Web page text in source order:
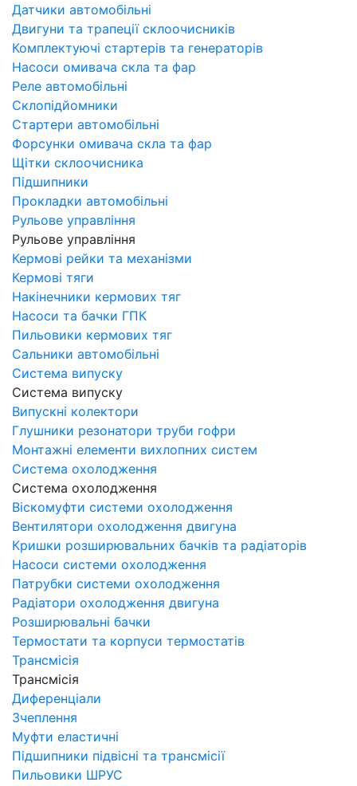
Датчики автомобільні
Двигуни та трапеції склоочисників
Комплектуючі стартерів та генераторів
Насоси омивача скла та фар
Реле автомобільні
Склопідйомники
Стартери автомобільні
Форсунки омивача скла та фар
Щітки склоочисника
Підшипники
Прокладки автомобільні
Рульове управління
Рульове управління
Кермові рейки та механізми
Кермові тяги
Накінечники кермових тяг
Насоси та бачки ГПК
Пильовики кермових тяг
Сальники автомобільні
Система випуску
Система випуску
Випускні колектори
Глушники резонатори труби гофри
Монтажні елементи вихлопних систем
Система охолодження
Система охолодження
Віскомуфти системи охолодження
Вентилятори охолодження двигуна
Кришки розширювальних бачків та радіаторів
Насоси системи охолодження
Патрубки системи охолодження
Радіатори охолодження двигуна
Розширювальні бачки
Термостати та корпуси термостатів
Трансмісія
Трансмісія
Диференціали
Зчеплення
Муфти еластичні
Підшипники підвісні та трансмісії
Пильовики ШРУС